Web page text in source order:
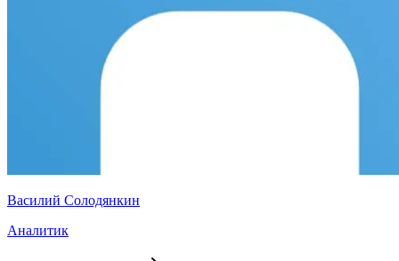
Василий Солодянкин
Аналитик